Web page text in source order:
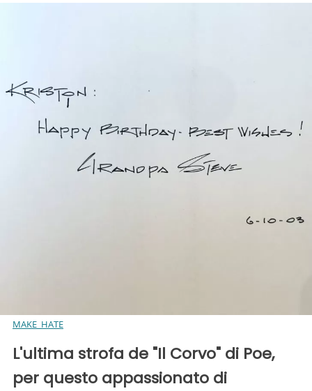
MAKE_HATE
L'ultima strofa de "Il Corvo" di Poe,
per questo appassionato di